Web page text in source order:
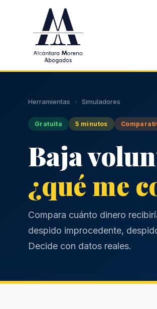
Herramientas › Simuladores
Gratuita 5 minutos
Baja
¿qué me
Compara cuánto dinero
despido improcedente,
Decide con datos reales.